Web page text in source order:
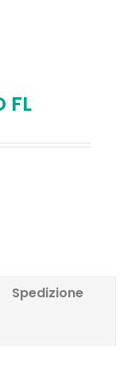
FL
Spedizione